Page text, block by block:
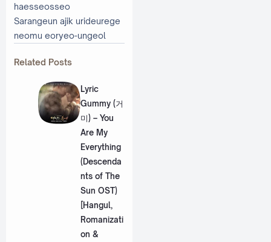
haesseosseo
Sarangeun ajik urideurege
neomu eoryeo-ungeol
Related Posts
Lyric
Gummy (거
미) – You
Are My
Everything
(Descenda
nts of The
Sun OST)
[Hangul,
Romanizati
on &